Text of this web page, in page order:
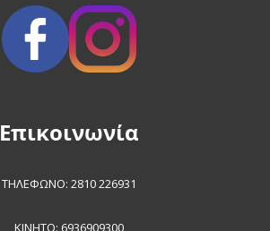
Επικοινωνία
ΤΗΛΕΦΩΝΟ: 2810 226931
ΚΙΝΗΤΟ: 6936909300